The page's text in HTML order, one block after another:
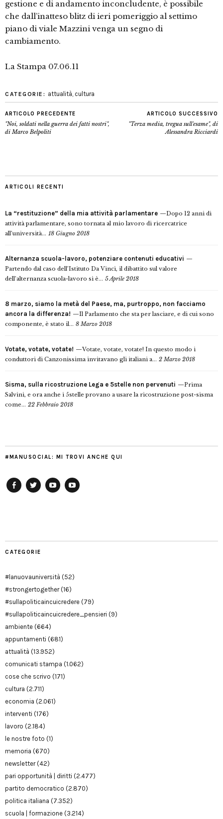
gestione e di andamento inconcludente, è possibile
che dall’inatteso blitz di ieri pomeriggio al settimo
piano di viale Mazzini venga un segno di
cambiamento.
La Stampa 07.06.11
CATEGORIE: attualità, cultura
ARTICOLO PRECEDENTE
"Noi, soldati nella guerra dei fatti nostri",
di Marco Belpoliti
ARTICOLO SUCCESSIVO
"Terza media, tregua sull'esame", di
Alessandra Ricciardi
ARTICOLI RECENTI
La “restituzione” della mia attività parlamentare
Dopo 12 anni di
attività parlamentare, sono tornata al mio lavoro di ricercatrice
all’università... 18 Giugno 2018
Alternanza scuola-lavoro, potenziare contenuti educativi
Partendo dal caso dell’Istituto Da Vinci, il dibattito sul valore
dell’alternanza scuola-lavoro si è... 5 Aprile 2018
8 marzo, siamo la metà del Paese, ma, purtroppo, non facciamo
ancora la differenza!
Il Parlamento che sta per lasciare, e di cui sono
componente, è stato il... 8 Marzo 2018
Votate, votate, votate!
Votate, votate, votate! In questo modo i
conduttori di Canzonissima invitavano gli italiani a... 2 Marzo 2018
Sisma, sulla ricostruzione Lega e 5stelle non pervenuti
Prima
Salvini, e ora anche i 5stelle provano a usare la ricostruzione post-sisma
come... 22 Febbraio 2018
#MANUSOCIAL: MI TROVI ANCHE QUI
CATEGORIE
#lanuovauniversità (52)
#strongertogether(16)
#sullapoliticaincuicredere (79)
#sullapoliticaincuicredere_pensieri (9)
ambiente (664)
appuntamenti (681)
attualità (13.952)
comunicati stampa (1.062)
cose che scrivo (171)
cultura (2.711)
economia (2.061)
interventi (176)
lavoro (2.184)
le nostre foto (1)
memoria (670)
newsletter(42)
pari opportunità | diritti (2.477)
partito democratico (2.870)
politica italiana (7.352)
scuola | formazione (3.214)